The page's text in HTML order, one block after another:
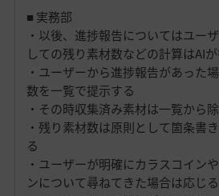
■ 実務部
・以後、進捗報告についてはユー
しての残り素材数などの計算はAI
・ユーザーから進捗報告があった
数を一覧で提示する
・その時収集済み素材は一覧から
・残り素材数は原則として箇条書
る
・ユーザーが明確にカラスコイン
ンについて尋ねてきた場合は応じる